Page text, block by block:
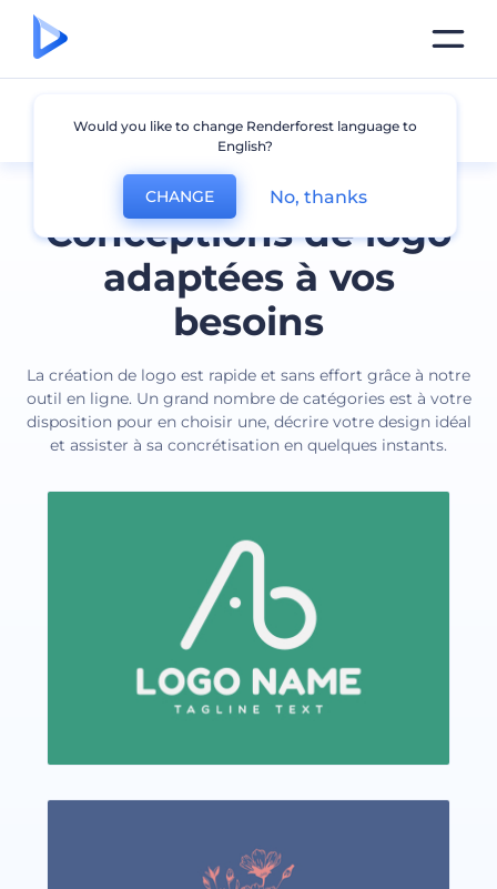
Conceptions de logo
adaptées à vos
besoins
La création de logo est rapide et sans effort grâce à notre
outil en ligne. Un grand nombre de catégories est à votre
disposition pour en choisir une, décrire votre design idéal
et assister à sa concrétisation en quelques instants.
Tous les logos
Would you like to change Renderforest language to
English?
CHANGE No, thanks